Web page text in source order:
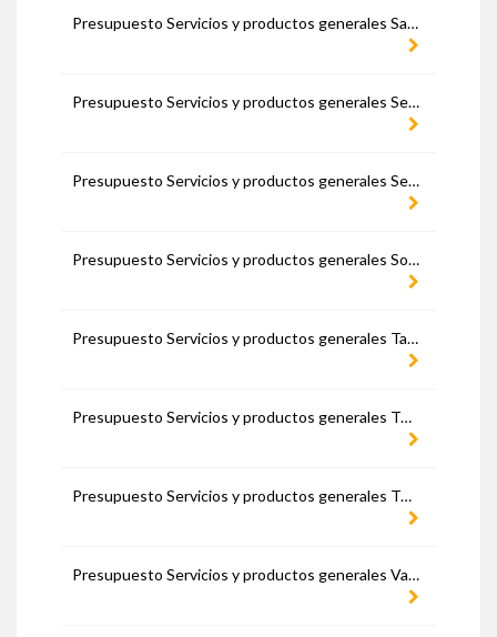
Presupuesto Servicios y productos generales Santa Cruz de Tenerife
Presupuesto Servicios y productos generales Segovia
Presupuesto Servicios y productos generales Sevilla
Presupuesto Servicios y productos generales Soria
Presupuesto Servicios y productos generales Tarragona
Presupuesto Servicios y productos generales Teruel
Presupuesto Servicios y productos generales Toledo
Presupuesto Servicios y productos generales Valencia